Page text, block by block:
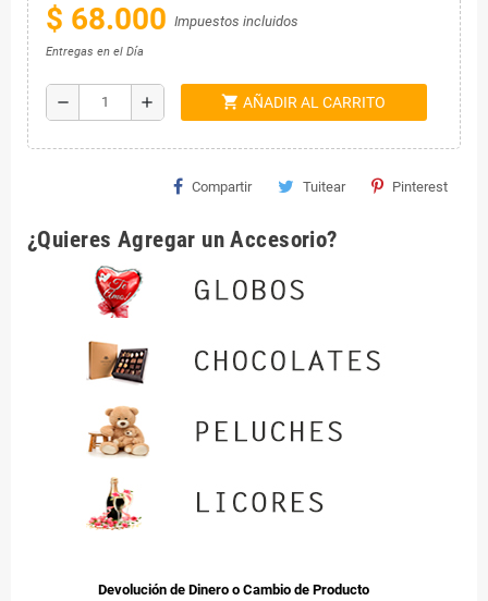
$ 68.000 Impuestos incluidos
Entregas en el Día
remove add shopping_cart AÑADIR AL CARRITO
Compartir Tuitear Pinterest
¿Quieres Agregar un Accesorio?
Devolución de Dinero o Cambio de Producto